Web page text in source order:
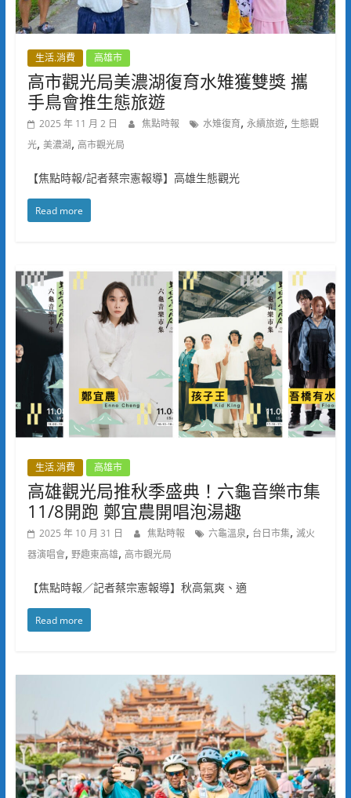
生活.消費 高雄市
高市觀光局美濃湖復育水雉獲雙獎 攜
手鳥會推生態旅遊
2025 年 11 月 2 日 焦點時報 水雉復育, 永續旅遊, 生態觀
光, 美濃湖, 高市觀光局
【焦點時報/記者蔡宗憲報導】高雄生態觀光
Read more
生活.消費 高雄市
高雄觀光局推秋季盛典！六龜音樂市集
11/8開跑 鄭宜農開唱泡湯趣
2025 年 10 月 31 日 焦點時報 六龜溫泉, 台日市集, 滅火
器演唱會, 野趣東高雄, 高市觀光局
【焦點時報／記者蔡宗憲報導】秋高氣爽、適
Read more